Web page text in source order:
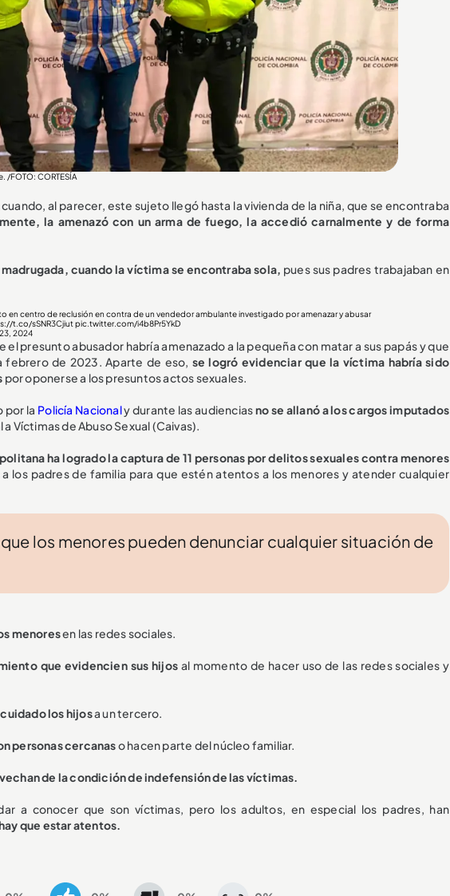
FOTO: CORTESÍA
al parecer, este sujeto llegó hasta la vivienda de la niña, que se encontraba
la amenazó con un arma de fuego, la accedió carnalmente y de forma
cuando la víctima se encontraba sola, pues sus padres trabajaban en
en centro de reclusión en contra de un vendedor ambulante investigado por amenazar y abusar
t.co/sSNR3Cjiut pic.twitter.com/i4b8Pr5YkD
2024
presunto abusador habría amenazado a la pequeña con matar a sus papás y que
febrero de 2023. Aparte de eso, se logró evidenciar que la víctima habría sido
por oponerse a los presuntos actos sexuales.
por la Policía Nacionaly durante las audienciasno se allanó a los cargos imputados
Víctimas de Abuso Sexual (Caivas).
ha logrado la captura de 11 personas por delitos sexuales contra menores
los padres de familia para que estén atentos a los menores y atender cualquier
los menores pueden denunciar cualquier situación de
menoresen las redes sociales.
que evidencien sus hijos al momento de hacer uso de las redes sociales y
los hijosa un tercero.
personas cercanaso hacen parte del núcleo familiar.
de la condición de indefensión de las víctimas.
a conocer que son víctimas, pero los adultos, en especial los padres, han
que estar atentos.